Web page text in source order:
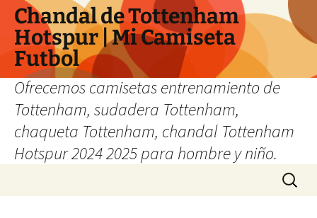
Chandal de Tottenham
Hotspur | Mi Camiseta
Futbol
Ofrecemos camisetas entrenamiento de
Tottenham, sudadera Tottenham,
chaqueta Tottenham, chandal Tottenham
Hotspur 2024 2025 para hombre y niño.
Buscar: